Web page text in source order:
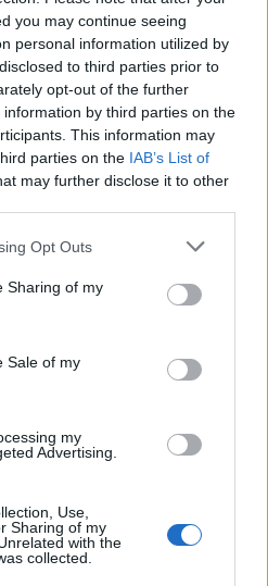
you may continue seeing
personal information utilized by
to third parties prior to
opt-out of the further
by third parties on the
This information may
parties on the IAB’s List of
may further disclose it to other
Opt Outs
Sharing of my
Sale of my
my
Advertising.
Use,
Sharing of my
with the
collected.
con Markic, Contucci,
Solinas, Souare e Galic
dai pilastri Masia, Pinna e
acquisto è Loru